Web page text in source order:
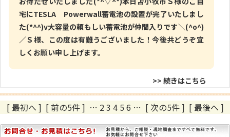
宅にTESLA Powerwall蓄電池の設置が完了いたしまし
た(*^^)v大容量の頼もしい蓄電池が仲間入りです＼(^o^)
／Ｓ様、この度は有難うございました！今後共どうぞ宜
しくお願い申し上げます。
>> 続きはこちら
[ 最初へ ] [ 前の5件 ] … 2 3 4 5 6 … [ 次の5件 ] [ 最後へ ]